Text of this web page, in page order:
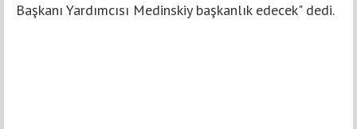
Başkanı Yardımcısı Medinskiy başkanlık edecek" dedi.